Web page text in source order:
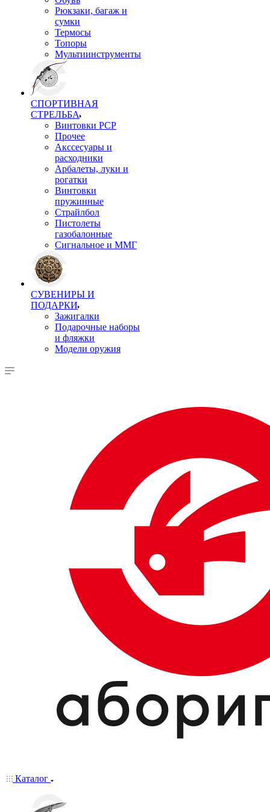
Рюкзаки, багаж и
сумки
Термосы
Топоры
Мультиинструменты
СПОРТИВНАЯ
СТРЕЛЬБА
Винтовки PCP
Прочее
Акссесуары и
расходники
Арбалеты, луки и
рогатки
Винтовки
пружинные
Страйлбол
Пистолеты
газобалонные
Сигнальное и ММГ
СУВЕНИРЫ И
ПОДАРКИ
Зажигалки
Подарочные наборы
и фляжки
Модели оружия
Каталог